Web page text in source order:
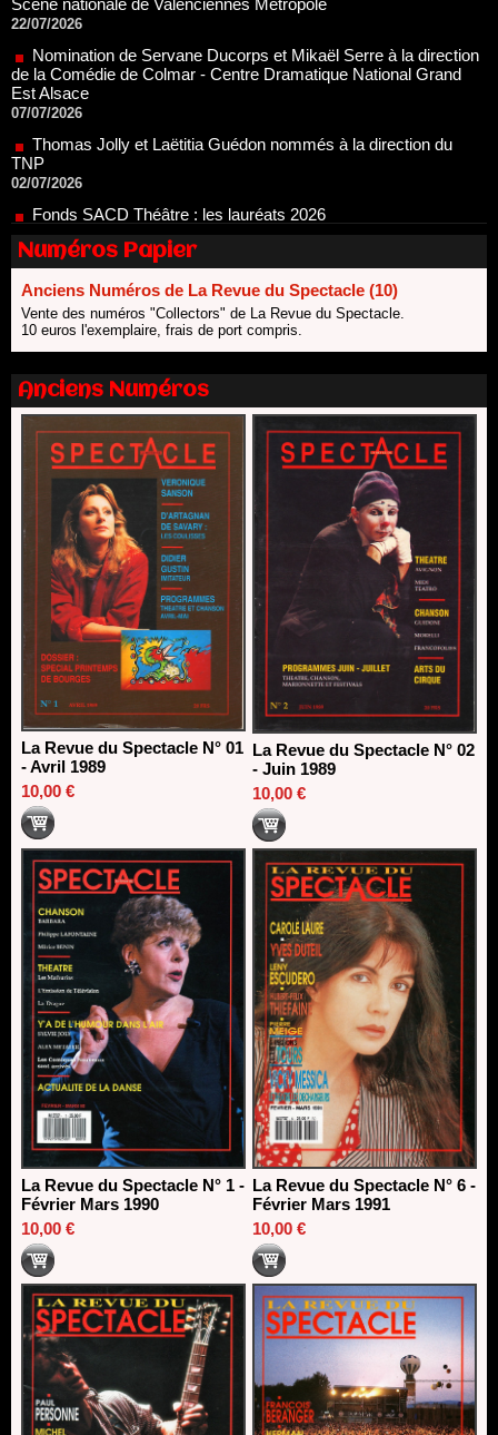
Nomination de Servane Ducorps et Mikaël Serre à la direction
de la Comédie de Colmar - Centre Dramatique National Grand
Est Alsace
07/07/2026
Thomas Jolly et Laëtitia Guédon nommés à la direction du
TNP
02/07/2026
Fonds SACD Théâtre : les lauréats 2026
23/06/2026
Dispositif ARTCENA Écrire pour le cirque, les lauréats 2026 !
20/06/2026
Le palmarès des prix SACD 2026
18/06/2026
Les 10 lauréats du Fonds Grandes Formes Théâtre 2026
Nomination de Nathalie Garraud et Olivier Saccomano à la
direction du Théâtre de Gennevilliers - CDN
13/06/2026
Dispositif SACD Auteurs d'espaces : les lauréats 2026
18/03/2026
Numéros Papier
Anciens Numéros de La Revue du Spectacle (10)
Vente des numéros "Collectors" de La Revue du Spectacle.
10 euros l'exemplaire, frais de port compris.
Anciens Numéros
La Revue du Spectacle N° 01
- Avril 1989
10,00 €
La Revue du Spectacle N° 02
- Juin 1989
10,00 €
La Revue du Spectacle N° 1 -
Février Mars 1990
10,00 €
La Revue du Spectacle N° 6 -
Février Mars 1991
10,00 €